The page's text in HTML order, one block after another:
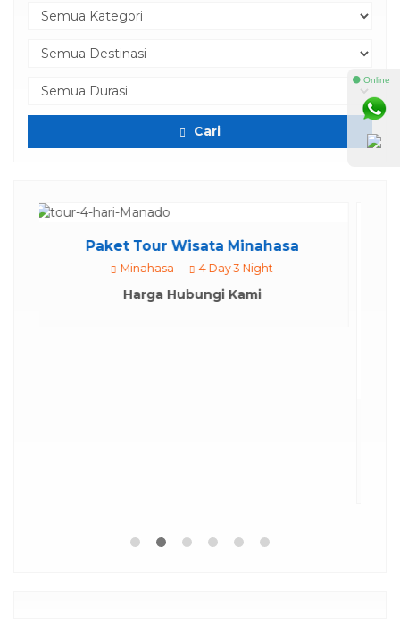
Cari
Paket Wisata 4 Hari 3 Malam Tou...
Manado City Tour 4 Day 3 Night
Harga Hubungi Kami
⚫ Online